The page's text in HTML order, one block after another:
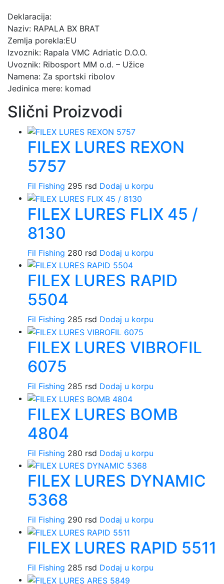
Deklaracija:
Naziv: RAPALA BX BRAT
Zemlja porekla:EU
Izvoznik: Rapala VMC Adriatic D.O.O.
Uvoznik: Ribosport MM o.d. – Užice
Namena: Za sportski ribolov
Jedinica mere: komad
Slični Proizvodi
FILEX LURES REXON
5757
Fil Fishing 295 rsd Dodaj u korpu
FILEX LURES FLIX 45 /
8130
Fil Fishing 280 rsd Dodaj u korpu
FILEX LURES RAPID
5504
Fil Fishing 285 rsd Dodaj u korpu
FILEX LURES VIBROFIL
6075
Fil Fishing 285 rsd Dodaj u korpu
FILEX LURES BOMB
4804
Fil Fishing 280 rsd Dodaj u korpu
FILEX LURES DYNAMIC
5368
Fil Fishing 290 rsd Dodaj u korpu
FILEX LURES RAPID 5511
Fil Fishing 285 rsd Dodaj u korpu